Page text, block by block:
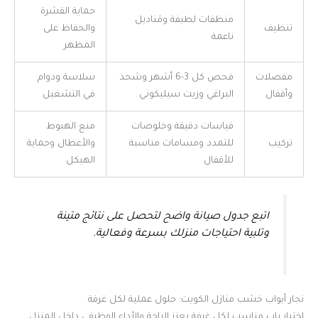
تنظيف
منظفات لطيفة ومَناديل
ناعمة
حماية القشرة
والحفاظ على
المظهر
مفصلات
وأقفال
فحص كل 3-6 أشهر وشحذ
البراغي وزيت سيليكوني
سلاسة ودوام
في التشغيل
تركيب
قياسات دقيقة وخلوصات
للتمدد ومسامات مناسبة
للأقفال
منع الهبوط
والأعطال وحماية
الهيكل
اتبع جدول صيانة واضح لتحصل على نتائج متينة
وتلبية احتياجات منزلك بسرعة وفعالية.
نجار أبواب خشب منازل الكويت: حلول عملية لكل غرفة